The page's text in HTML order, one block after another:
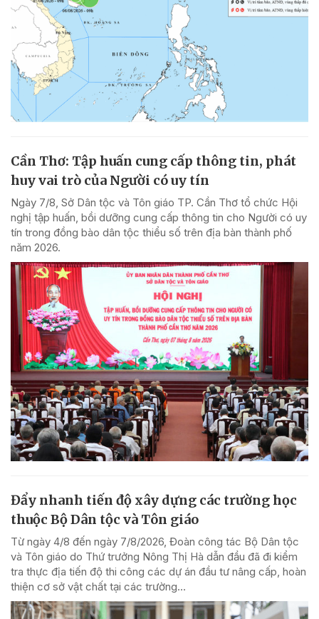
Cần Thơ: Tập huấn cung cấp thông tin, phát
huy vai trò của Người có uy tín
Ngày 7/8, Sở Dân tộc và Tôn giáo TP. Cần Thơ tổ chức Hội
nghị tập huấn, bồi dưỡng cung cấp thông tin cho Người có uy
tín trong đồng bào dân tộc thiểu số trên địa bàn thành phố
năm 2026.
Đẩy nhanh tiến độ xây dựng các trường học
thuộc Bộ Dân tộc và Tôn giáo
Từ ngày 4/8 đến ngày 7/8/2026, Đoàn công tác Bộ Dân tộc
và Tôn giáo do Thứ trưởng Nông Thị Hà dẫn đầu đã đi kiểm
tra thực địa tiến độ thi công các dự án đầu tư nâng cấp, hoàn
thiện cơ sở vật chất tại các trường...